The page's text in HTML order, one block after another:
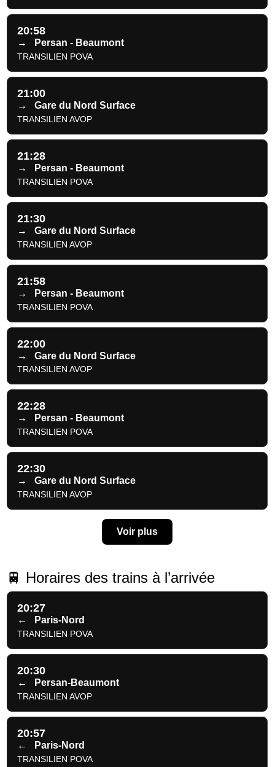
20:58
→ Persan - Beaumont
TRANSILIEN POVA
21:00
→ Gare du Nord Surface
TRANSILIEN AVOP
21:28
→ Persan - Beaumont
TRANSILIEN POVA
21:30
→ Gare du Nord Surface
TRANSILIEN AVOP
21:58
→ Persan - Beaumont
TRANSILIEN POVA
22:00
→ Gare du Nord Surface
TRANSILIEN AVOP
22:28
→ Persan - Beaumont
TRANSILIEN POVA
22:30
→ Gare du Nord Surface
TRANSILIEN AVOP
Voir plus
🚆 Horaires des trains à l’arrivée
20:27
← Paris-Nord
TRANSILIEN POVA
20:30
← Persan-Beaumont
TRANSILIEN AVOP
20:57
← Paris-Nord
TRANSILIEN POVA